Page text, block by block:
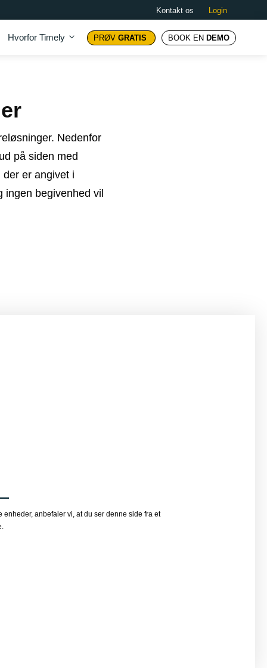
Kontakt os Login
Hvorfor Timely PRØV GRATIS BOOK EN DEMO
Nedenfor
på siden med
er angivet i
begivenhed vil
anbefaler vi, at du ser denne side fra et